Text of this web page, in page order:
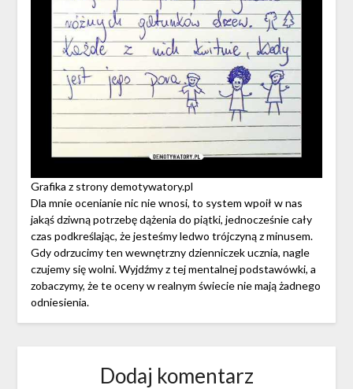
Grafika z strony demotywatory.pl
Dla mnie ocenianie nic nie wnosi, to system wpoił w nas
jakąś dziwną potrzebę dążenia do piątki, jednocześnie cały
czas podkreślając, że jesteśmy ledwo trójczyną z minusem.
Gdy odrzucimy ten wewnętrzny dzienniczek ucznia, nagle
czujemy się wolni. Wyjdźmy z tej mentalnej podstawówki, a
zobaczymy, że te oceny w realnym świecie nie mają żadnego
odniesienia.
Dodaj komentarz